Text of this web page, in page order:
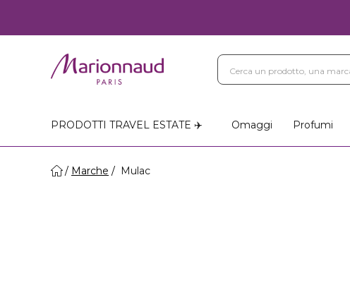
PRODOTTI TRAVEL ESTATE ✈️ Omaggi Profumi
Marche Mulac